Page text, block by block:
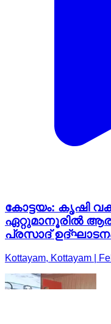
കോട്ടയം: കൃഷി
ഏറ്റുമാനൂരിൽ
പ്രസാദ്
Kottayam, Kottayam |